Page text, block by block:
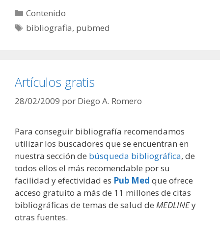
Categorías
Contenido
Etiquetas
bibliografia, pubmed
Artículos gratis
28/02/2009 por Diego A. Romero
Para conseguir bibliografía recomendamos
utilizar los buscadores que se encuentran en
nuestra sección de búsqueda bibliográfica, de
todos ellos el más recomendable por su
facilidad y efectividad es Pub Med que ofrece
acceso gratuito a más de 11 millones de citas
bibliográficas de temas de salud de MEDLINEy
otras fuentes.